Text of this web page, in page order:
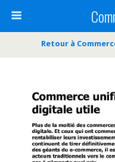
Retour à